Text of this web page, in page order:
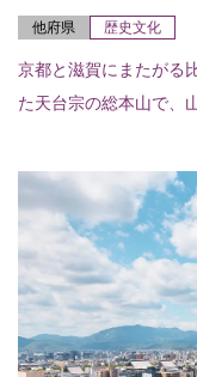
他府県 歴史文化
京都と滋賀にまたがる
た天台宗の総本山で、
中心に広がっている。